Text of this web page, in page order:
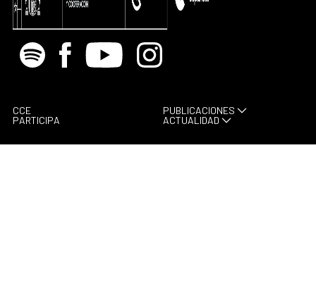
Spotify Facebook
Youtube Instagram
CCE
PARTICIPA
PUBLICACIONES
ACTUALIDAD